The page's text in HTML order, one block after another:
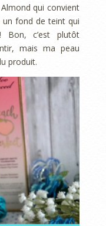
qui convient
un fond de teint qui
c’est plutôt
mais ma peau
produit.